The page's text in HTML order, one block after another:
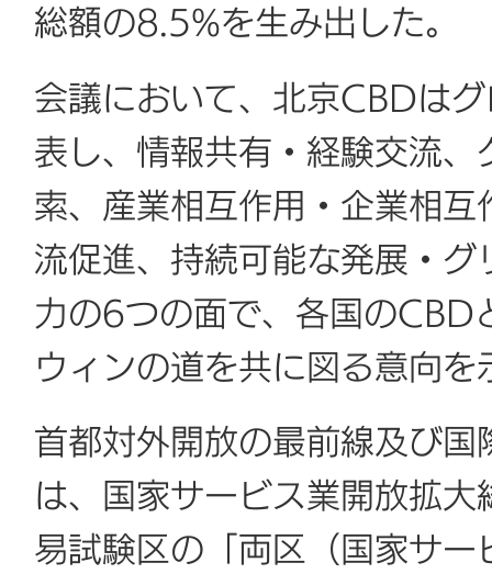
総額の8.5%を生み出した。
会議において、北京CBDは
表し、情報共有・経験交流
索、産業相互作用・企業相
流促進、持続可能な発展・
力の6つの面で、各国のCBD
ウィンの道を共に図る意向を
首都対外開放の最前線及び
は、国家サービス業開放拡
易試験区の「両区（国家サ